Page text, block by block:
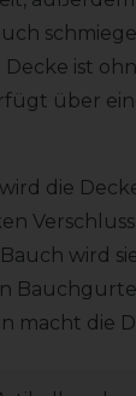
Decke ist
über
die
Verschluss
Bauch wird
macht die